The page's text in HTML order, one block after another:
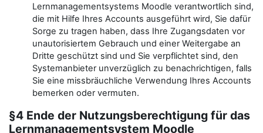
Lernmanagementsystems Moodle verantwortlich sind,
die mit Hilfe Ihres Accounts ausgeführt wird, Sie dafür
Sorge zu tragen haben, dass Ihre Zugangsdaten vor
unautorisiertem Gebrauch und einer Weitergabe an
Dritte geschützt sind und Sie verpflichtet sind, den
Systemanbieter unverzüglich zu benachrichtigen, falls
Sie eine missbräuchliche Verwendung Ihres Accounts
bemerken oder vermuten.
§4 Ende der Nutzungsberechtigung für das
Lernmanagementsystem Moodle